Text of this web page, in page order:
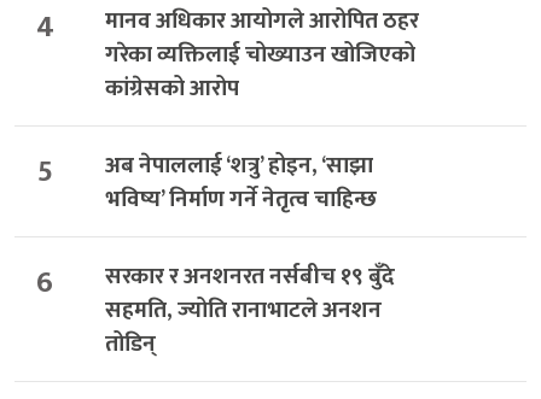
4
मानव अधिकार आयोगले आरोपित ठहर
गरेका व्यक्तिलाई चोख्याउन खोजिएको
कांग्रेसको आरोप
5
अब नेपाललाई ‘शत्रु’ होइन, ‘साझा
भविष्य’ निर्माण गर्ने नेतृत्व चाहिन्छ
6
सरकार र अनशनरत नर्सबीच १९ बुँदे
सहमति, ज्योति रानाभाटले अनशन
तोडिन्